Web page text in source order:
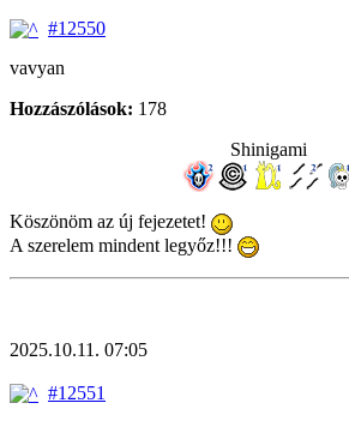
#12550
vavyan
Hozzászólások: 178
Shinigami
Köszönöm az új fejezetet!
A szerelem mindent legyőz!!!
2025.10.11. 07:05
#12551